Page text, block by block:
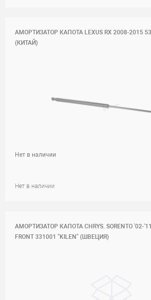
АМОРТИЗАТОР КАПОТА LEXUS RX 2008-2015
(КИТАЙ)
Нет в наличии
Нет в наличии
АМОРТИЗАТОР КАПОТА CHRYS. SORENTO '02-
FRONT 331001 "KILEN" (ШВЕЦИЯ)